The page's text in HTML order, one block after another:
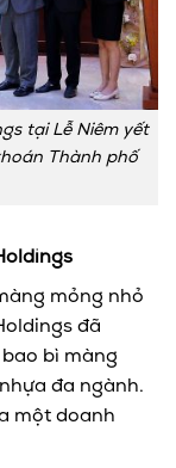
tại Lễ Niêm yết
Thành phố
mỏng nhỏ
đã
bì màng
đa ngành.
một doanh